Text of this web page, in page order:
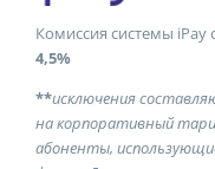
Комиссия системы iPay
4,5%
**исключения
на корпоративный
абоненты, использующи